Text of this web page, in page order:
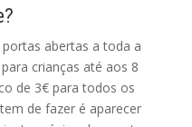
abertas a toda a
para crianças até aos 8
de 3€ para todos os
de fazer é aparecer